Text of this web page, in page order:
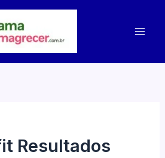
Resultados